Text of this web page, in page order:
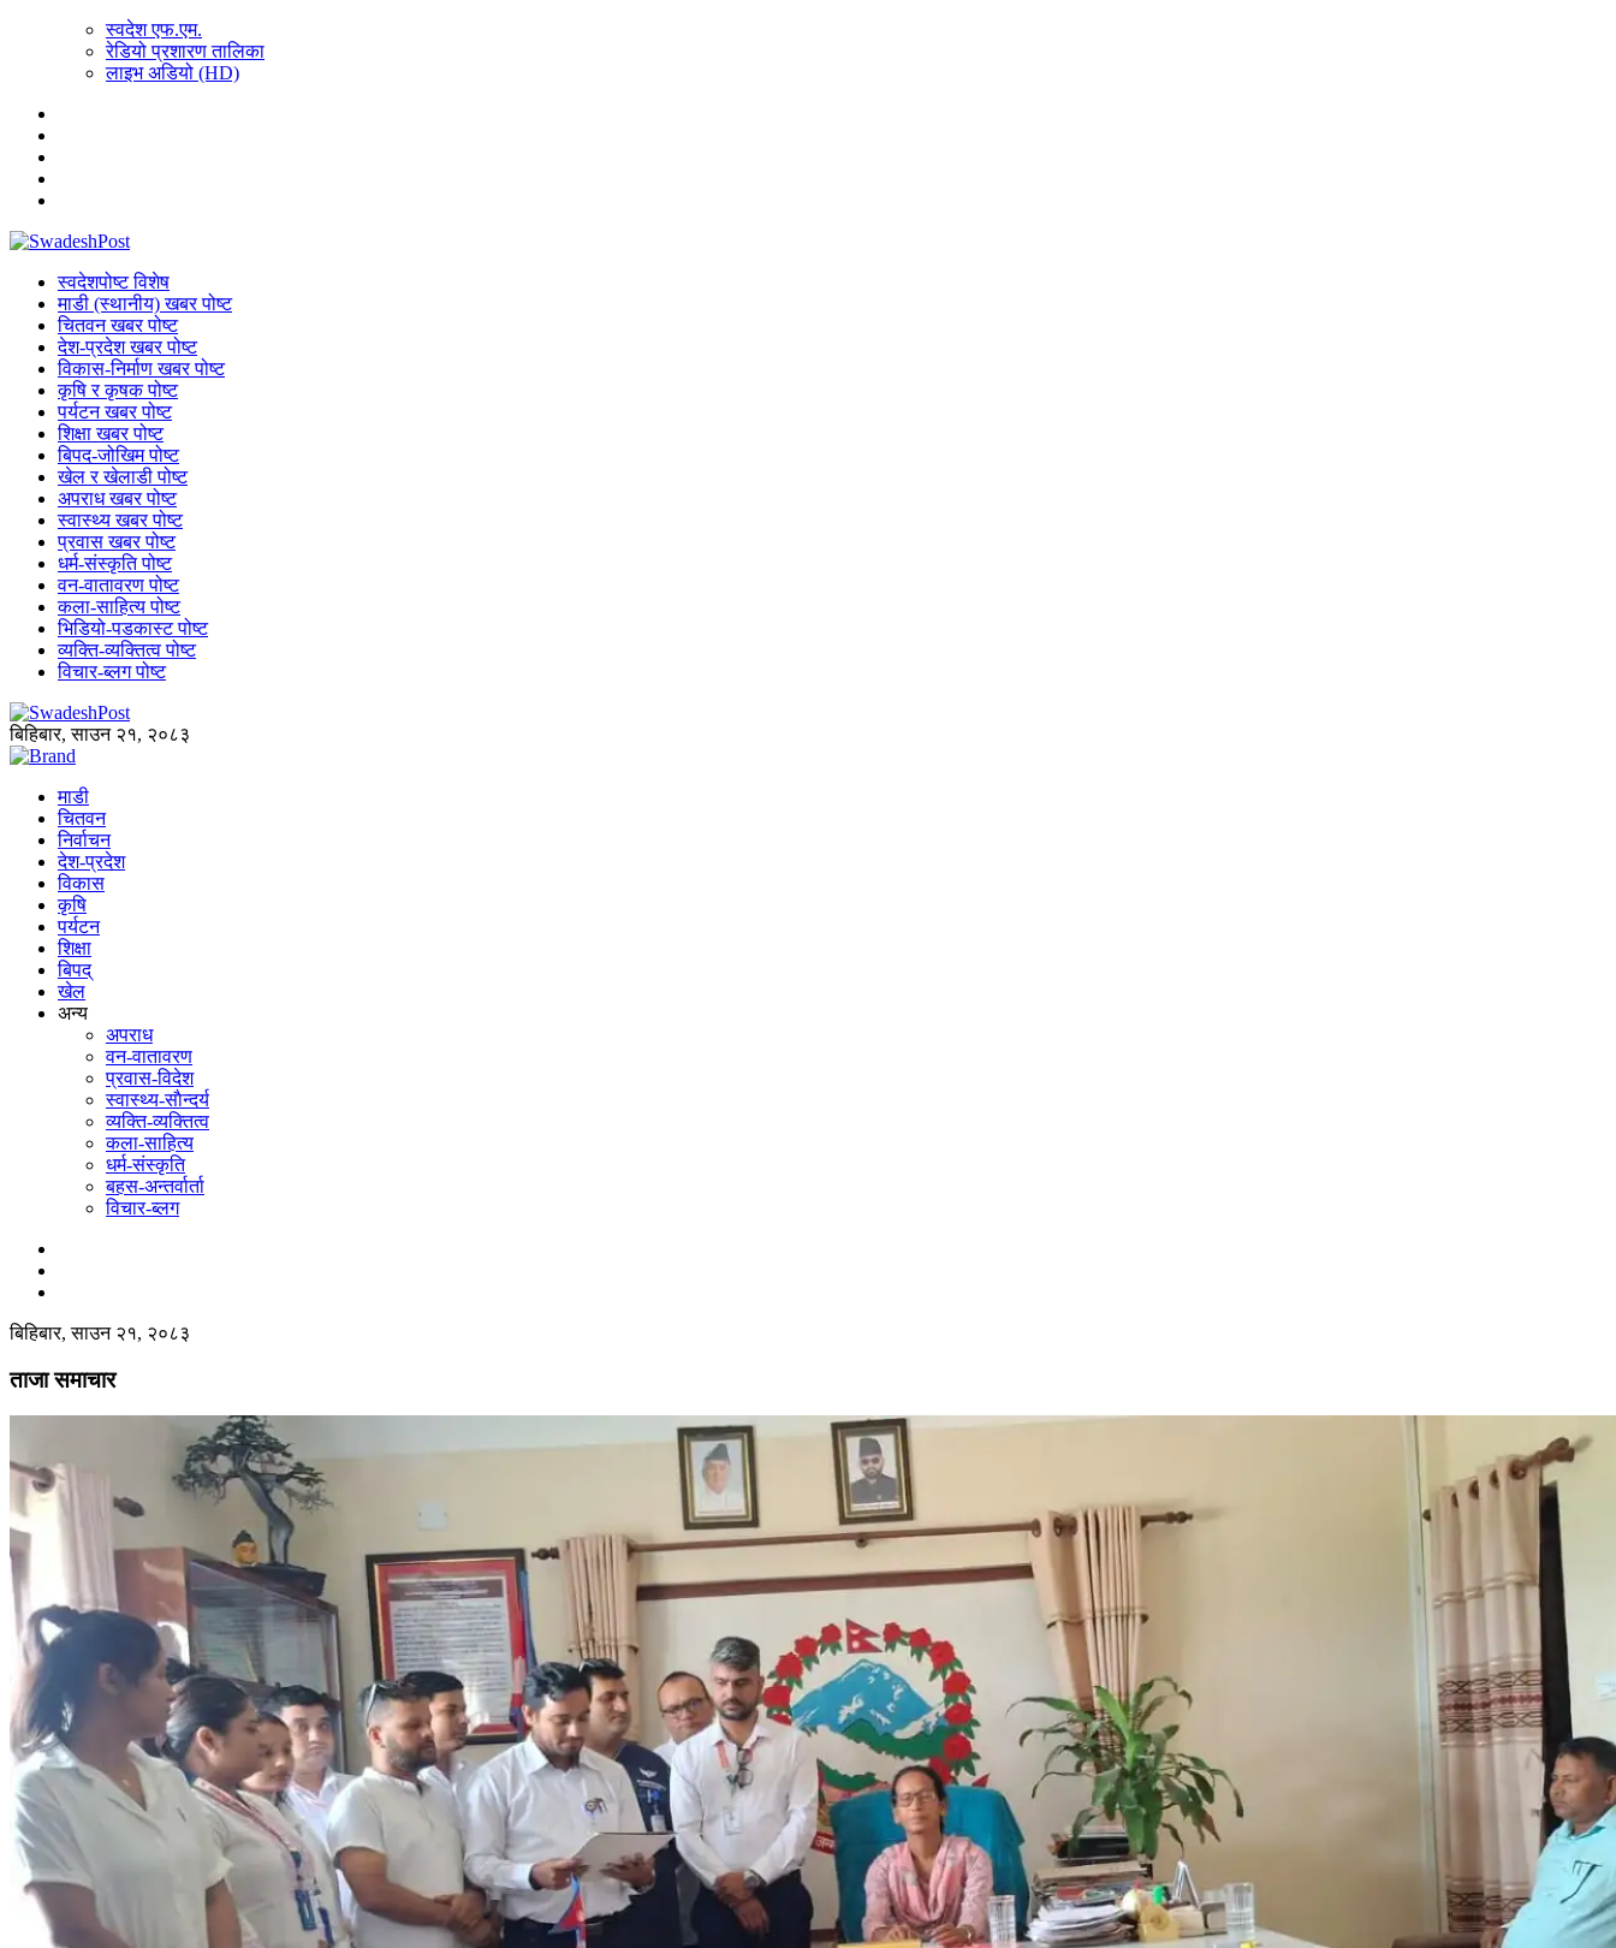
स्वदेश एफ.एम.
रेडियो प्रशारण तालिका
लाइभ अडियो (HD)
स्वदेशपोष्ट विशेष
माडी (स्थानीय) खबर पोष्ट
चितवन खबर पोष्ट
देश-प्रदेश खबर पोष्ट
विकास-निर्माण खबर पोष्ट
कृषि र कृषक पोष्ट
पर्यटन खबर पोष्ट
शिक्षा खबर पोष्ट
बिपद-जोखिम पोष्ट
खेल र खेलाडी पोष्ट
अपराध खबर पोष्ट
स्वास्थ्य खबर पोष्ट
प्रवास खबर पोष्ट
धर्म-संस्कृति पोष्ट
वन-वातावरण पोष्ट
कला-साहित्य पोष्ट
भिडियो-पडकास्ट पोष्ट
व्यक्ति-व्यक्तित्व पोष्ट
विचार-ब्लग पोष्ट
बिहिबार, साउन २१, २०८३
माडी
चितवन
निर्वाचन
देश-प्रदेश
विकास
कृषि
पर्यटन
शिक्षा
बिपद्
खेल
अन्य
अपराध
वन-वातावरण
प्रवास-विदेश
स्वास्थ्य-साैन्दर्य
व्यक्ति-व्यक्तित्व
कला-साहित्य
धर्म-संस्कृति
बहस-अन्तर्वार्ता
विचार-ब्लग
बिहिबार, साउन २१, २०८३
ताजा समाचार